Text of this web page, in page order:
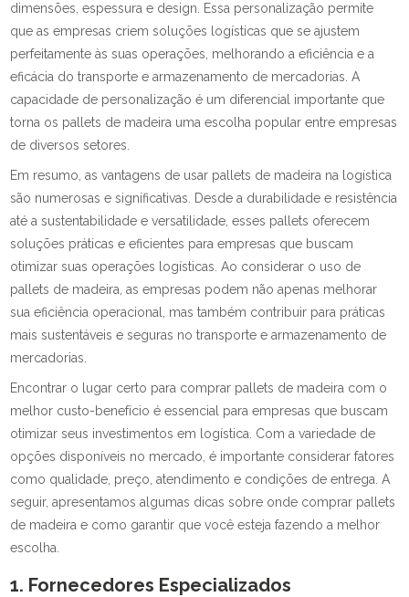
dimensões, espessura e design. Essa personalização permite
que as empresas criem soluções logísticas que se ajustem
perfeitamente às suas operações, melhorando a eficiência e a
eficácia do transporte e armazenamento de mercadorias. A
capacidade de personalização é um diferencial importante que
torna os pallets de madeira uma escolha popular entre empresas
de diversos setores.
Em resumo, as vantagens de usar pallets de madeira na logística
são numerosas e significativas. Desde a durabilidade e resistência
até a sustentabilidade e versatilidade, esses pallets oferecem
soluções práticas e eficientes para empresas que buscam
otimizar suas operações logísticas. Ao considerar o uso de
pallets de madeira, as empresas podem não apenas melhorar
sua eficiência operacional, mas também contribuir para práticas
mais sustentáveis e seguras no transporte e armazenamento de
mercadorias.
Encontrar o lugar certo para comprar pallets de madeira com o
melhor custo-benefício é essencial para empresas que buscam
otimizar seus investimentos em logística. Com a variedade de
opções disponíveis no mercado, é importante considerar fatores
como qualidade, preço, atendimento e condições de entrega. A
seguir, apresentamos algumas dicas sobre onde comprar pallets
de madeira e como garantir que você esteja fazendo a melhor
escolha.
1. Fornecedores Especializados